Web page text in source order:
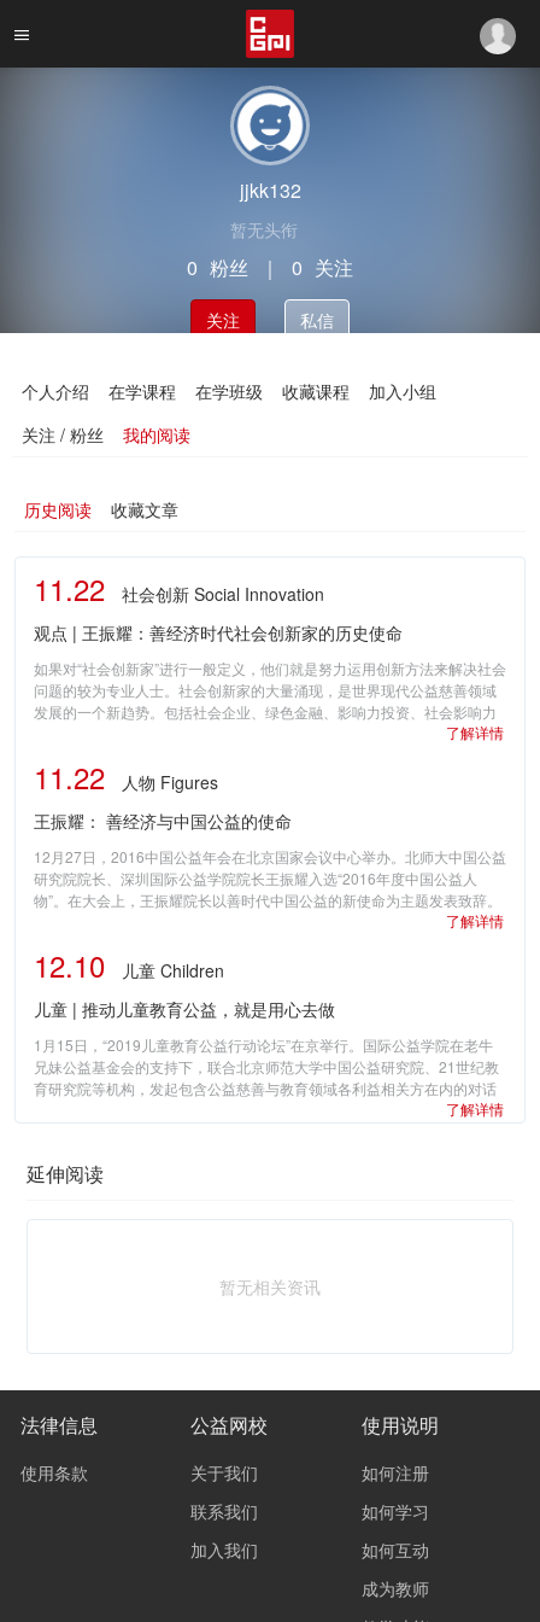
jjkk132
暂无头衔
0 粉丝 ｜ 0 关注
关注 私信
个人介绍 在学课程 在学班级 收藏课程
加入小组
关注 / 粉丝
我的阅读
历史阅读 收藏文章
11.22
社会创新 Social Innovation
观点 | 王振耀：善经济时代社会创新家的历史使命
如果对“社会创新家”进行一般定义，他们就是努力运用创新方法来解决社会
问题的较为专业人士。社会创新家的大量涌现，是世界现代公益慈善领域
发展的一个新趋势。包括社会企业、绿色金融、影响力投资、社会影响力
债券在内的多项创新，都是由社会创新家从多个方面推动而产生的。为什
类社会的经济生产力已经大大提升，总体生产水平超出了人们的基本生活
了解详情
11.22
人物 Figures
王振耀： 善经济与中国公益的使命
12月27日，2016中国公益年会在北京国家会议中心举办。北师大中国公益
研究院院长、深圳国际公益学院院长王振耀入选“2016年度中国公益人
物”。在大会上，王振耀院长以善时代中国公益的新使命为主题发表致辞。
他认为，中国社会已经步入生产力高度发达、金融业充分发展的善经济时
新，构建以《慈善法》推进慈善事业发展的新格局。以下为王振耀院长致
了解详情
12.10
儿童 Children
儿童 | 推动儿童教育公益，就是用心去做
1月15日，“2019儿童教育公益行动论坛”在京举行。国际公益学院在老牛
兄妹公益基金会的支持下，联合北京师范大学中国公益研究院、21世纪教
育研究院等机构，发起包含公益慈善与教育领域各利益相关方在内的对话
活动，旨在通过聚焦中国儿童教育领域的公平与创新，结合国内外优秀案
新。首届...
了解详情
延伸阅读
暂无相关资讯
法律信息
使用条款
公益网校
关于我们
联系我们
加入我们
使用说明
如何注册
如何学习
如何互动
成为教师